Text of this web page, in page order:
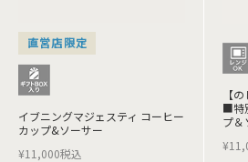
直営店限定
イブニングマジェスティ コーヒー
カップ&ソーサー
¥11,000税込
【
■特
プ＆
¥